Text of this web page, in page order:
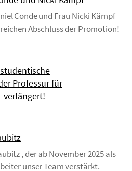
Conde und Frau Nicki Kämpf
Abschluss der Promotion!
Professur für
verlängert!
, der ab November 2025 als
unser Team verstärkt.